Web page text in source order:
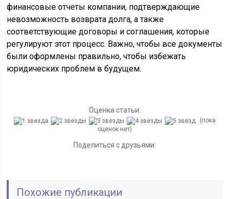
финансовые отчеты компании, подтверждающие
невозможность возврата долга, а также
соответствующие договоры и соглашения, которые
регулируют этот процесс. Важно, чтобы все документы
были оформлены правильно, чтобы избежать
юридических проблем в будущем.
Оценка статьи:
(пока
оценок нет)
Поделиться с друзьями:
Похожие публикации